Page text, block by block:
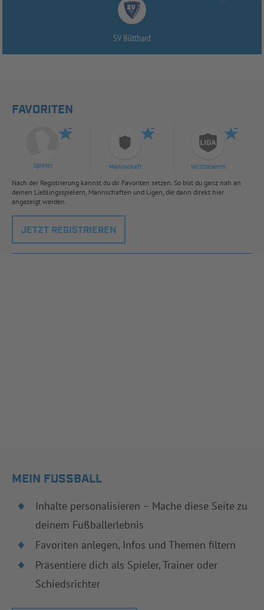
SV Bütthard
FAVORITEN
Spieler Mannschaft Wettbewerb
Nach der Registrierung kannst du dir Favoriten setzen. So bist du ganz nah an
deinen Lieblingsspielern, Mannschaften und Ligen, die dann direkt hier
angezeigt werden.
JETZT REGISTRIEREN
MEIN FUSSBALL
Inhalte personalisieren – Mache diese Seite zu
deinem Fußballerlebnis
Favoriten anlegen, Infos und Themen filtern
Präsentiere dich als Spieler, Trainer oder
Schiedsrichter